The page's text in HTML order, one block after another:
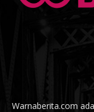
Warnaberita.com